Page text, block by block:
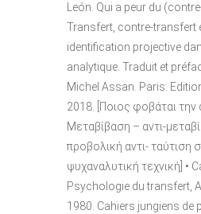
León. Qui a peur du
Transfert, contre-transfert
identification projective
analytique. Traduit et
Michel Assan. Paris:
2018. [Ποιος φοβάται την
Μεταβίβαση – αντι-
προβολική αντι- ταύτιση
ψυχαναλυτική τεχνική] •
Psychologie du transfert,
1980. Cahiers jungiens de